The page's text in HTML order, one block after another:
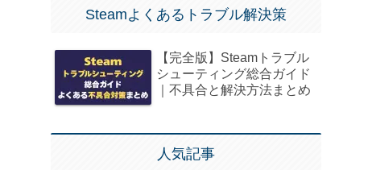
Steamよくあるトラブル解決策
【完全版】Steamトラブル
シューティング総合ガイド
｜不具合と解決方法まとめ
人気記事